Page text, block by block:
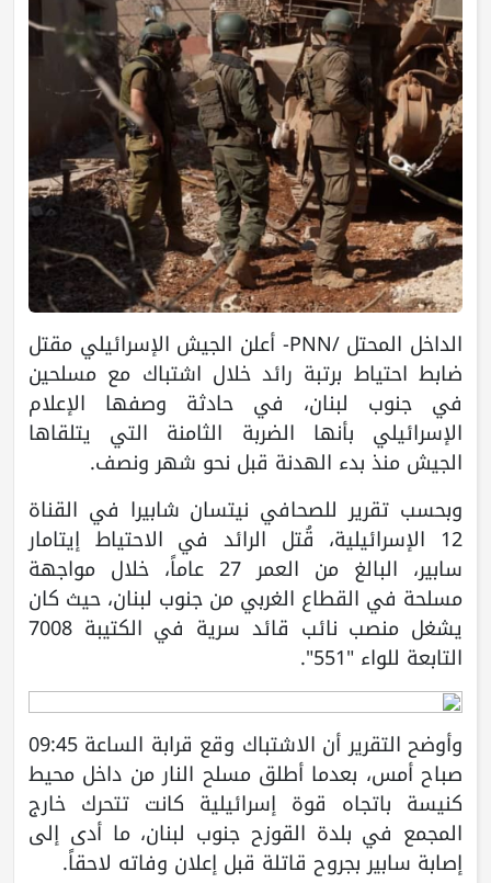
الداخل المحتل /PNN- أعلن الجيش الإسرائيلي مقتل
ضابط احتياط برتبة رائد خلال اشتباك مع مسلحين
في جنوب لبنان، في حادثة وصفها الإعلام
الإسرائيلي بأنها الضربة الثامنة التي يتلقاها
الجيش منذ بدء الهدنة قبل نحو شهر ونصف.
وبحسب تقرير للصحافي نيتسان شابيرا في القناة
12 الإسرائيلية، قُتل الرائد في الاحتياط إيتامار
سابير، البالغ من العمر 27 عاماً، خلال مواجهة
مسلحة في القطاع الغربي من جنوب لبنان، حيث كان
يشغل منصب نائب قائد سرية في الكتيبة 7008
التابعة للواء "551".
وأوضح التقرير أن الاشتباك وقع قرابة الساعة 09:45
صباح أمس، بعدما أطلق مسلح النار من داخل محيط
كنيسة باتجاه قوة إسرائيلية كانت تتحرك خارج
المجمع في بلدة القوزح جنوب لبنان، ما أدى إلى
إصابة سابير بجروح قاتلة قبل إعلان وفاته لاحقاً.